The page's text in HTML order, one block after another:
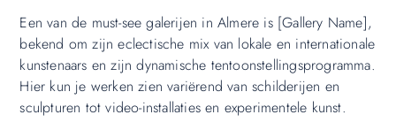
Een van de must-see galerijen in Almere is [Gallery Name],
bekend om zijn eclectische mix van lokale en internationale
kunstenaars en zijn dynamische tentoonstellingsprogramma.
Hier kun je werken zien variërend van schilderijen en
sculpturen tot video-installaties en experimentele kunst.